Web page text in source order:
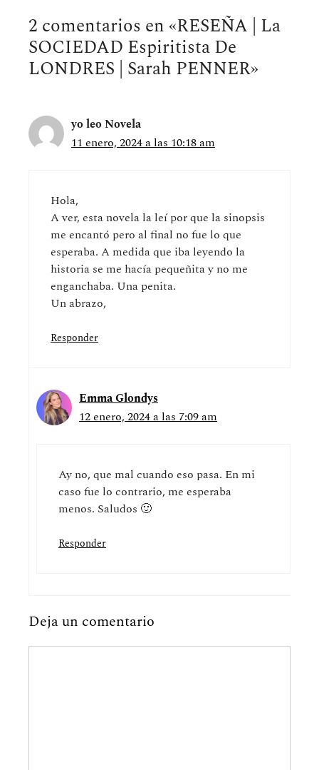
2 comentarios en «RESEÑA | La
SOCIEDAD Espiritista De
LONDRES | Sarah PENNER»
yo leo Novela
11 enero, 2024 a las 10:18 am
Hola,
A ver, esta novela la leí por que la sinopsis
me encantó pero al final no fue lo que
esperaba. A medida que iba leyendo la
historia se me hacía pequeñita y no me
enganchaba. Una penita.
Un abrazo,
Responder
Emma Glondys
12 enero, 2024 a las 7:09 am
Ay no, que mal cuando eso pasa. En mi
caso fue lo contrario, me esperaba
menos. Saludos 🙂
Responder
Deja un comentario